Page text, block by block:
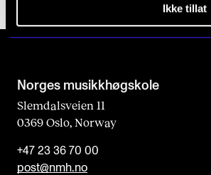
Ikke tillat
Norges musikk­høgskole
Slemdalsveien 11
0369 Oslo, Norway
+47 23 36 70 00
post@nmh.no